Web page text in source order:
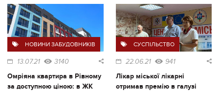
НОВИНИ ЗАБУДОВНИКІВ
13.07.21 3140
Омріяна квартира в Рівному
за доступною ціною: в ЖК
СУСПІЛЬСТВО
22.06.21 941
Лікар міської лікарні
отримав премію в галузі